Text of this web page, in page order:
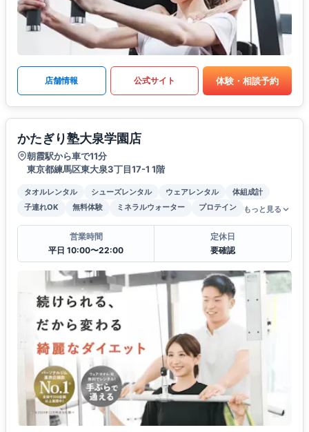
店舗情報 公式サイト 体験・相談予約
かたぎり塾大泉学園店
朝霞駅から車で11分
東京都練馬区東大泉3丁目17-1 1階
タオルレンタル シューズレンタル ウェアレンタル
体組成計
子連れOK
無料体験 ミネラルウォーター プロテイン もっと見る
営業時間
平日 10:00〜22:00
定休日
要確認